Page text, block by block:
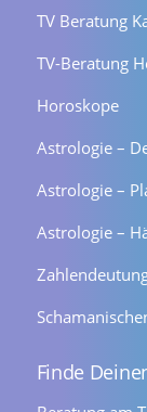
TV Beratung
TV-Beratung
Horoskope
Astrologie –
Astrologie –
Astrologie –
Finde